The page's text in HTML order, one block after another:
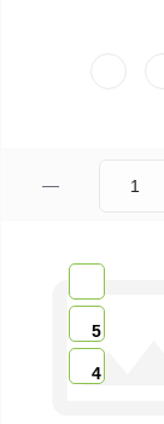
5
4